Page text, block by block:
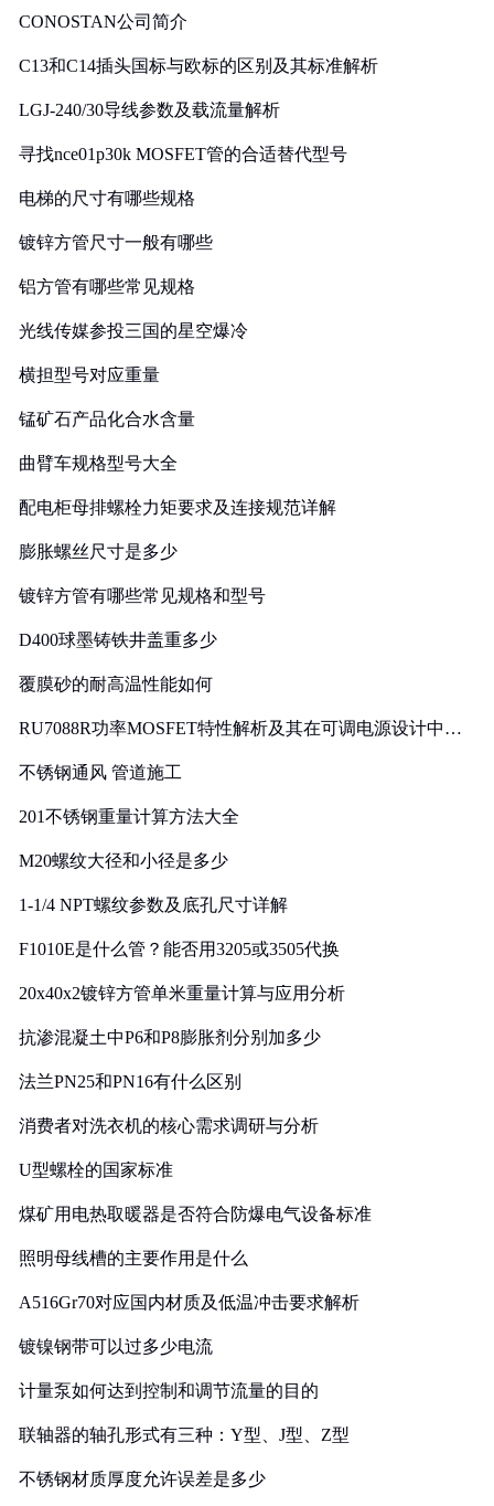
CONOSTAN公司简介
C13和C14插头国标与欧标的区别及其标准解析
LGJ-240/30导线参数及载流量解析
寻找nce01p30k MOSFET管的合适替代型号
电梯的尺寸有哪些规格
镀锌方管尺寸一般有哪些
铝方管有哪些常见规格
光线传媒参投三国的星空爆冷
横担型号对应重量
锰矿石产品化合水含量
曲臂车规格型号大全
配电柜母排螺栓力矩要求及连接规范详解
膨胀螺丝尺寸是多少
镀锌方管有哪些常见规格和型号
D400球墨铸铁井盖重多少
覆膜砂的耐高温性能如何
RU7088R功率MOSFET特性解析及其在可调电源设计中的
不锈钢通风 管道施工
201不锈钢重量计算方法大全
M20螺纹大径和小径是多少
1-1/4 NPT螺纹参数及底孔尺寸详解
F1010E是什么管？能否用3205或3505代换
20x40x2镀锌方管单米重量计算与应用分析
抗渗混凝土中P6和P8膨胀剂分别加多少
法兰PN25和PN16有什么区别
消费者对洗衣机的核心需求调研与分析
U型螺栓的国家标准
煤矿用电热取暖器是否符合防爆电气设备标准
照明母线槽的主要作用是什么
A516Gr70对应国内材质及低温冲击要求解析
镀镍钢带可以过多少电流
计量泵如何达到控制和调节流量的目的
联轴器的轴孔形式有三种：Y型、J型、Z型
不锈钢材质厚度允许误差是多少